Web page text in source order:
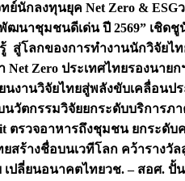
ย์นักลงทุนยุค Net Zero & ESG
ฒนาชุมชนดีเด่น ปี 2569” เชิ
สู่โลกของการทำงานนักวิจัยไ
Zero ประเทศไทยรองนายก
นงานวิจัยไทยสู่พลังขับเคลื่อนปร
วัตกรรมวิจัยยกระดับบริการภ
ตรวจอาหารถึงชุมชน ยกระดั
ร้างชื่อบนเวทีโลก คว้ารางวัล
เปลี่ยนอนาคตไทยวช. – สอศ. ปั้